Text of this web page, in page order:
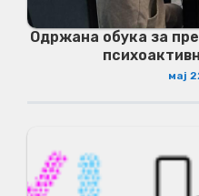
Одржана обука за
мај